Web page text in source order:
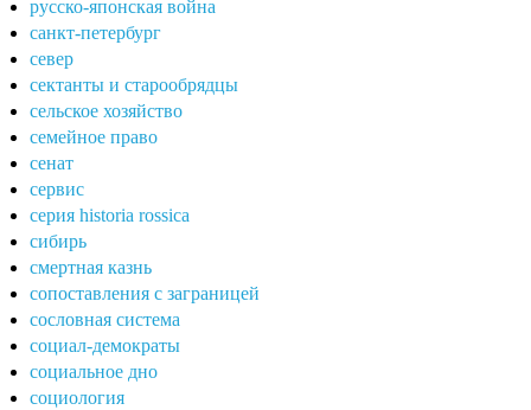
русско-японская война
санкт-петербург
север
сектанты и старообрядцы
сельское хозяйство
семейное право
сенат
сервис
серия historia rossica
сибирь
смертная казнь
сопоставления с заграницей
сословная система
социал-демократы
социальное дно
социология